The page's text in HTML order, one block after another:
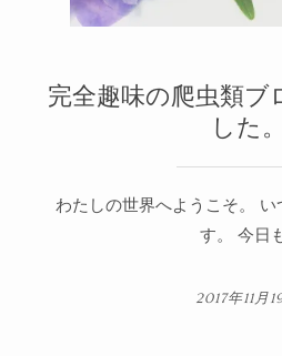
完全趣味の爬虫類ブ
した。
わたしの世界へようこそ。 い
す。 今日
2017年11月